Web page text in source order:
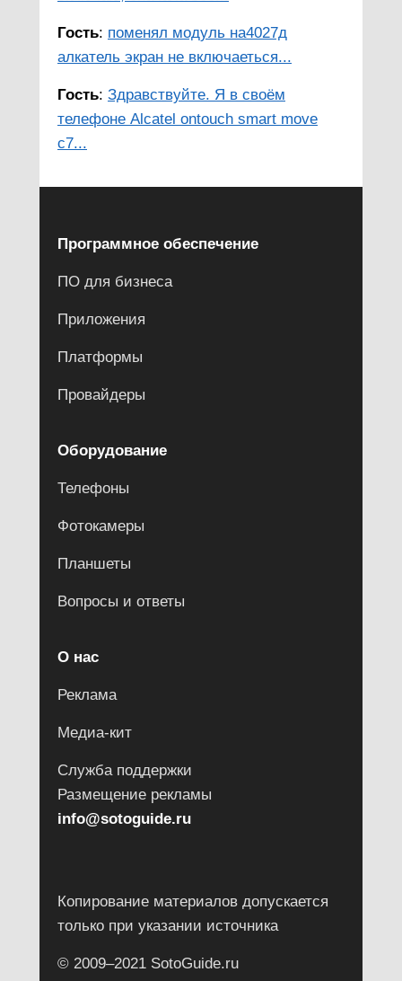
Гость: поменял модуль на4027д
алкатель экран не включаеться...
Гость: Здравствуйте. Я в своём
телефоне Alcatel ontouch smart move
c7...
Программное обеспечение
ПО для бизнеса
Приложения
Платформы
Провайдеры
Оборудование
Телефоны
Фотокамеры
Планшеты
Вопросы и ответы
О нас
Реклама
Медиа-кит
Служба поддержки
Размещение рекламы
info@sotoguide.ru
Копирование материалов допускается
только при указании источника
© 2009–2021 SotoGuide.ru